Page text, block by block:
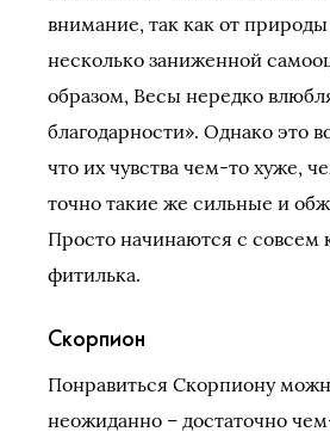
внимание, так как от
несколько заниженной
образом, Весы нередко
благодарности». Однако это
что их чувства чем-то хуже,
точно такие же сильные и
Просто начинаются с совсем
фитилька.
Скорпион
Понравиться Скорпиону
неожиданно – достаточно